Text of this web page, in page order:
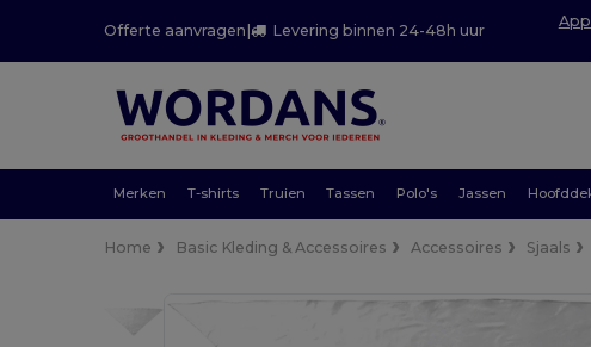
Offerte aanvragen | Levering binnen 24-48h uur
Merken T-shirts Truien Tassen Polo's Jassen
Home Basic Kleding & Accessoires Accessoires Sjaals